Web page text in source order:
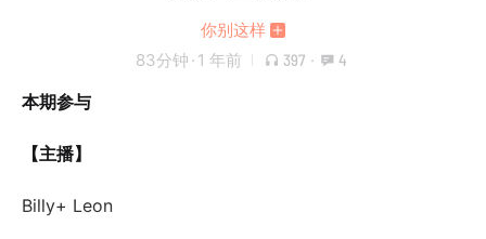
你别这样
83分钟 · 1 年前 397 · 4
本期参与
【主播】
Billy+ Leon